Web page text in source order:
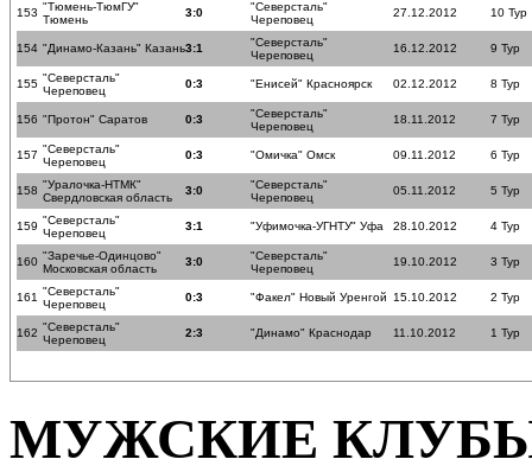
153 "Тюмень-ТюмГУ"
Тюмень
3:0
"Северсталь"
Череповец
27.12.2012 10 Тур
154 "Динамо-Казань" Казань3:1
"Северсталь"
Череповец
16.12.2012 9 Тур
155 "Северсталь"
Череповец
0:3 "Енисей" Красноярск 02.12.2012 8 Тур
156 "Протон" Саратов 0:3
"Северсталь"
Череповец
18.11.2012 7 Тур
157 "Северсталь"
Череповец
0:3 "Омичка" Омск 09.11.2012 6 Тур
158 "Уралочка-НТМК"
Свердловская область
3:0
"Северсталь"
Череповец
05.11.2012 5 Тур
159 "Северсталь"
Череповец
3:1 "Уфимочка-УГНТУ" Уфа 28.10.2012 4 Тур
160 "Заречье-Одинцово"
Московская область
3:0
"Северсталь"
Череповец
19.10.2012 3 Тур
161 "Северсталь"
Череповец
0:3 "Факел" Новый Уренгой 15.10.2012 2 Тур
162 "Северсталь"
Череповец
2:3 "Динамо" Краснодар 11.10.2012 1 Тур
МУЖСКИЕ